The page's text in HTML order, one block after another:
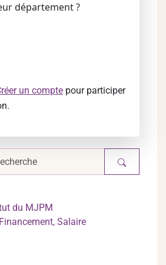
département ?
un compte pour participer
du MJPM
Salaire